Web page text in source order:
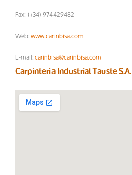
Fax: (+34) 974429482
Web:www.carinbisa.com
E-mail:carinbisa@carinbisa.com
Carpintería Industrial Tauste S.A.